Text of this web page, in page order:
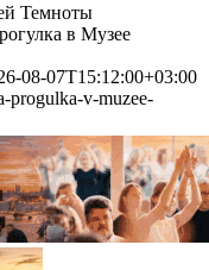
Темноты
в Музее
08-07T15:12:00+03:00
progulka-v-muzee-